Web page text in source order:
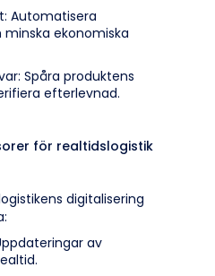
Automatisera
ekonomiska
Spåra produktens
efterlevnad.
för realtidslogistik
digitalisering
av